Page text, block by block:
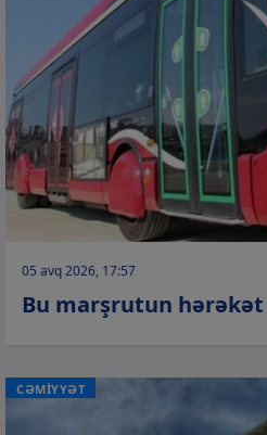
05 avq 2026, 17:57
Bu marşrutun
CƏMİYYƏT